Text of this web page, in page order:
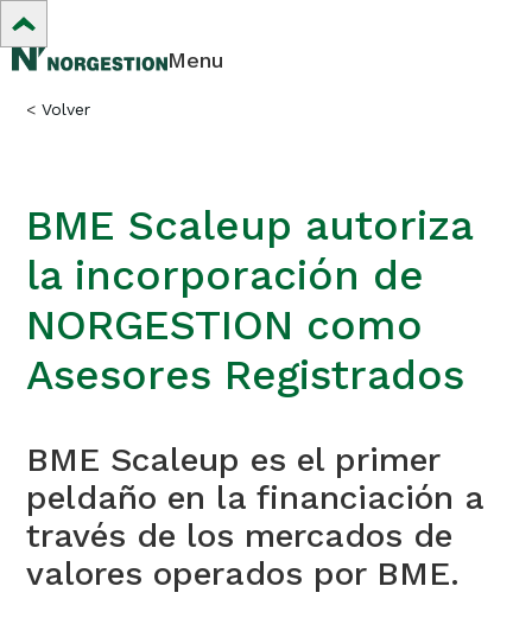
Menu
< Volver
BME Scaleup autoriza
la incorporación de
NORGESTION como
Asesores Registrados
BME Scaleup es el primer
peldaño en la financiación a
través de los mercados de
valores operados por BME.